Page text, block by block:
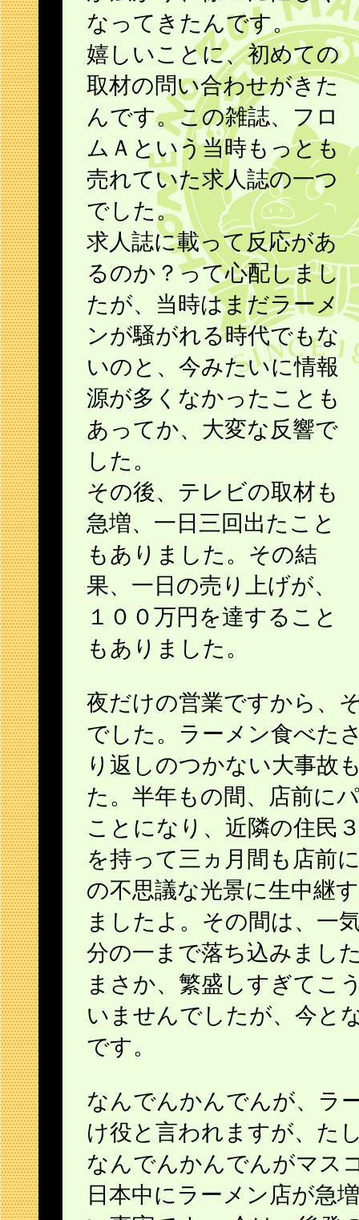
なってきたんです。
嬉しいことに、初めての
取材の問い合わせがきた
んです。この雑誌、フロ
ムＡという当時もっとも
売れていた求人誌の一つ
でした。
求人誌に載って反応があ
るのか？って心配しまし
たが、当時はまだラーメ
ンが騒がれる時代でもな
いのと、今みたいに情報
源が多くなかったことも
あってか、大変な反響で
した。
その後、テレビの取材も
急増、一日三回出たこと
もありました。その結
果、一日の売り上げが、
１００万円を達すること
もありました。
夜だけの営業ですから、
でした。ラーメン食べた
り返しのつかない大事故
た。半年もの間、店前に
ことになり、近隣の住民
を持って三ヵ月間も店前
の不思議な光景に生中継
ましたよ。その間は、一
分の一まで落ち込みまし
まさか、繁盛しすぎてこ
いませんでしたが、今と
です。
なんでんかんでんが、ラ
け役と言われますが、た
なんでんかんでんがマス
日本中にラーメン店が急